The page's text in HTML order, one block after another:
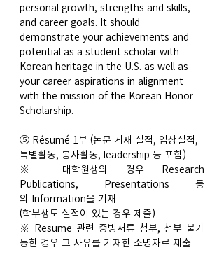
personal growth, strengths and skills,
and career goals. It should
demonstrate your achievements and
potential as a student scholar with
Korean heritage in the U.S. as well as
your career aspirations in alignment
with the mission of the Korean Honor
Scholarship.
⑤ Résumé 1부 (논문 게재 실적, 입상실적,
특별활동, 봉사활동, leadership 등 포함)
※ 대학원생의 경우 Research
Publications, Presentations 등
의 Information을 기재
(학부생도 실적이 있는 경우 제출)
※ Resume 관련 증빙서류 첨부, 첨부 불가
능한 경우 그 사유를 기재한 소명자료 제출